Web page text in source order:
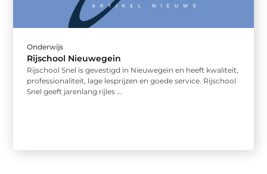
Onderwijs
Rijschool Nieuwegein
Rijschool Snel is gevestigd in Nieuwegein en heeft kwaliteit,
professionaliteit, lage lesprijzen en goede service. Rijschool
Snel geeft jarenlang rijles ...